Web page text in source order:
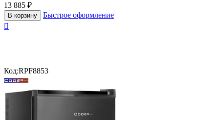
13 885 ₽
В корзину
Быстрое оформление

Код:RPF8853